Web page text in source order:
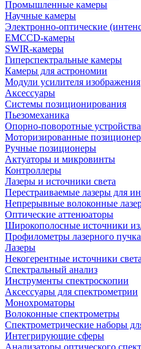
Промышленные камеры
Научные камеры
Электронно-оптические
EMCCD-камеры
SWIR-камеры
Гиперспектральные камеры
Камеры для астрономии
Модули усилителя изображения
Аксессуары
Системы позиционирования
Пьезомеханика
Опорно-поворотные устройства
Моторизированные
Ручные позиционеры
Актуаторы и микровинты
Контроллеры
Лазеры и источники света
Перестраиваемые лазеры для
Непрерывные волоконные
Оптические аттенюаторы
Широкополосные источники
Профилометры лазерного пучка
Лазеры
Некогерентные источники света
Спектральный анализ
Инструменты спектроскопии
Аксессуары для спектрометрии
Монохроматоры
Волоконные спектрометры
Спектрометрические наборы
Интегрирующие сферы
Анализаторы оптического